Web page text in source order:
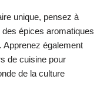
unique, pensez à
épices aromatiques
également
de cuisine pour
de la culture